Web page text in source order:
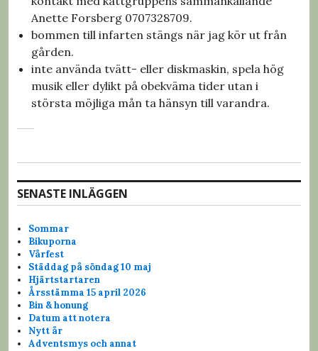
Anette Forsberg 0707328709.
bommen till infarten stängs när jag kör ut från
gården.
inte använda tvätt- eller diskmaskin, spela hög
musik eller dylikt på obekväma tider utan i
största möjliga mån ta hänsyn till varandra.
SENASTE INLÄGGEN
Sommar
Bikuporna
Vårfest
Städdag på söndag 10 maj
Hjärtstartaren
Årsstämma 15 april 2026
Bin & honung
Datum att notera
Nytt år
Adventsmys och annat